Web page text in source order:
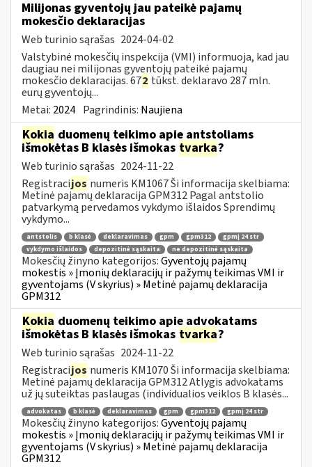
Milijonas gyventojų jau pateikė pajamų
mokesčio deklaracijas
Web turinio sąrašas 2024-04-02
Valstybinė mokesčių inspekcija (VMI) informuoja, kad jau
daugiau nei milijonas gyventojų pateikė pajamų
mokesčio deklaracijas. 672 tūkst. deklaravo 287 mln.
eurų gyventojų...
Metai: 2024 Pagrindinis: Naujiena
Kokia duomenų teikimo apie antstoliams
išmokėtas B klasės išmokas tvarka?
Web turinio sąrašas 2024-11-22
Registracijos numeris KM1067 Ši informacija skelbiama:
Metinė pajamų deklaracija GPM312 Pagal antstolio
patvarkymą pervedamos vykdymo išlaidos Sprendimų
vykdymo...
antstolis b klasė deklaravimas gpm gpm312
gpmį 24 str
vykdymo išlaidos
depozitinė sąskaita ne depozitinė sąskaita
Mokesčių žinyno kategorijos:Gyventojų pajamų
mokestis » Įmonių deklaracijų ir pažymų teikimas VMI ir
gyventojams (V skyrius) » Metinė pajamų deklaracija
GPM312
Kokia duomenų teikimo apie advokatams
išmokėtas B klasės išmokas tvarka?
Web turinio sąrašas 2024-11-22
Registracijos numeris KM1070 Ši informacija skelbiama:
Metinė pajamų deklaracija GPM312 Atlygis advokatams
už jų suteiktas paslaugas (individualios veiklos B klasės...
advokatas b klasė deklaravimas gpm gpm312 gpmį 24 str
Mokesčių žinyno kategorijos:Gyventojų pajamų
mokestis » Įmonių deklaracijų ir pažymų teikimas VMI ir
gyventojams (V skyrius) » Metinė pajamų deklaracija
GPM312